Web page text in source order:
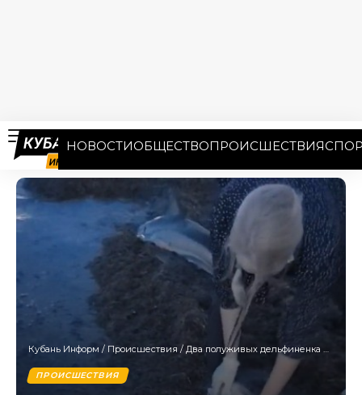
НОВОСТИОБЩЕСТВОПРОИСШЕСТВИЯ
Кубань Информ / Происшествия / Два полуживых дельфиненка выбросились на берег в Анапе
ПРОИСШЕСТВИЯ